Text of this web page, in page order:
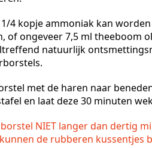
1/4 kopje ammoniak kan
of ongeveer 7,5 ml theeboom
natuurlijk
met de haren naar
en laat deze 30 minuten
NIET langer dan dertig
de rubberen kussentjes